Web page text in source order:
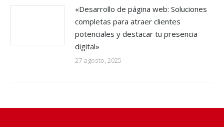
«Desarrollo de página web: Soluciones
completas para atraer clientes
potenciales y destacar tu presencia
digital»
27 agosto, 2025